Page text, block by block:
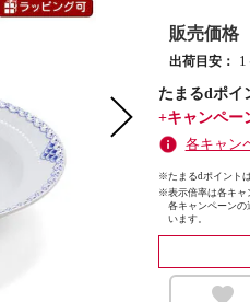
販売価格
出荷目安：
たまるdポイ
+キャンペー
各キャン
※たまるdポイント
※表示倍率は各キャ
各キャンペーンの
います。